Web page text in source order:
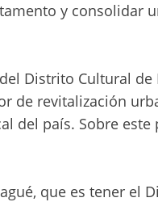
y consolidar
Distrito Cultural de
de revitalización
del país. Sobre este
que es tener el